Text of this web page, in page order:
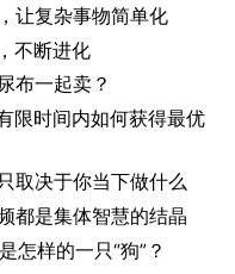
让复杂事物简单化
不断进化
布一起卖？
限时间内如何获得最优
取决于你当下做什么
都是集体智慧的结晶
怎样的一只“狗”？